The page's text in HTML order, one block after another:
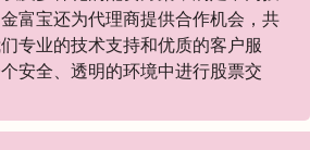
富宝还为代理商提供合作机会，共
专业的技术支持和优质的客户服
安全、透明的环境中进行股票交